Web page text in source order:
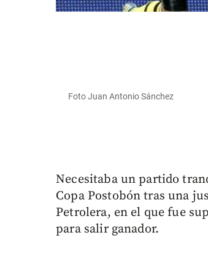
Foto Juan Antonio Sánchez
Necesitaba un partido
Copa Postobón tras una
Petrolera, en el que fue
para salir ganador.